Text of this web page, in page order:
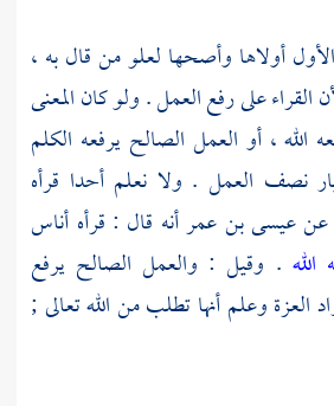
أولاها وأصحها لعلو من قال به ،
القراء على رفع العمل . ولو كان المعنى
الله ، أو العمل الصالح يرفعه الكلم
نصف العمل . ولا نعلم أحدا قرأه
عنعيسى بن عمرأنه قال : قرأه أناس
. وقيل : والعمل الصالح يرفع
وعلم أنها تطلب من الله تعالى ;